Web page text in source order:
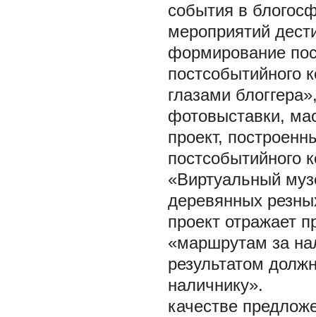
события в
мероприятий
формирование
постсобытийного
глазами
фотовыставки,
проект,
постсобытийного
«Виртуальный
деревянных
проект отражает
«маршрутам за
результатом
наличнику».
качестве